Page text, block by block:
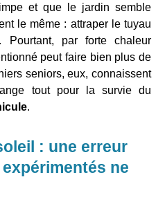
et que le jardin semble
le même : attraper le tuyau
Pourtant, par forte chaleur
peut faire bien plus de
seniors, eux, connaissent
tout pour la survie du
.
: une erreur
ne